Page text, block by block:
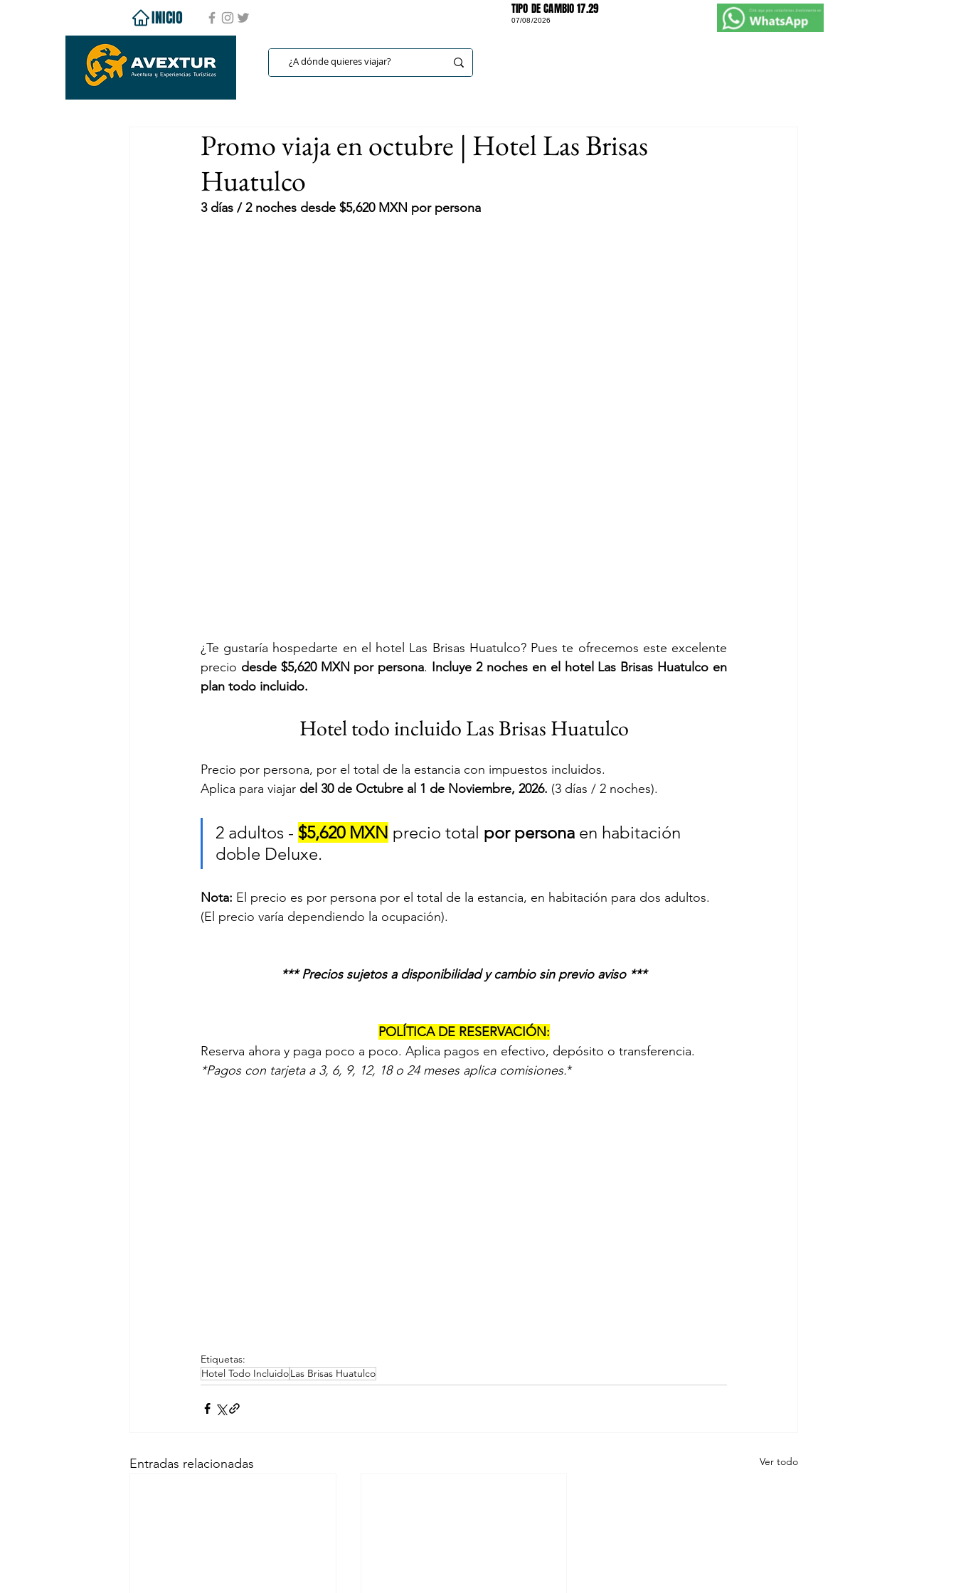
INICIO TIPO DE CAMBIO 17.29
07/08/2026
Promo viaja en octubre | Hotel Las Brisas
Huatulco
3 días / 2 noches desde $5,620 MXN por persona
¿Te gustaría hospedarte en el hotel Las Brisas Huatulco? Pues te ofrecemos este excelente
precio desde $5,620 MXN por persona. Incluye 2 noches en el hotel Las Brisas Huatulco en
plan todo incluido.
Hotel todo incluido Las Brisas Huatulco
Precio por persona, por el total de la estancia con impuestos incluidos.
Aplica para viajar del 30 de Octubre al 1 de Noviembre, 2026. (3 días / 2 noches).
2 adultos - $5,620 MXN precio total por persona en habitación
doble Deluxe.
Nota: El precio es por persona por el total de la estancia, en habitación para dos adultos.
(El precio varía dependiendo la ocupación).
*** Precios sujetos a disponibilidad y cambio sin previo aviso ***
POLÍTICA DE RESERVACIÓN:
Reserva ahora y paga poco a poco. Aplica pagos en efectivo, depósito o transferencia.
*Pagos con tarjeta a 3, 6, 9, 12, 18 o 24 meses aplica comisiones.*
Etiquetas:
Hotel Todo IncluidoLas Brisas Huatulco
Entradas relacionadas Ver todo